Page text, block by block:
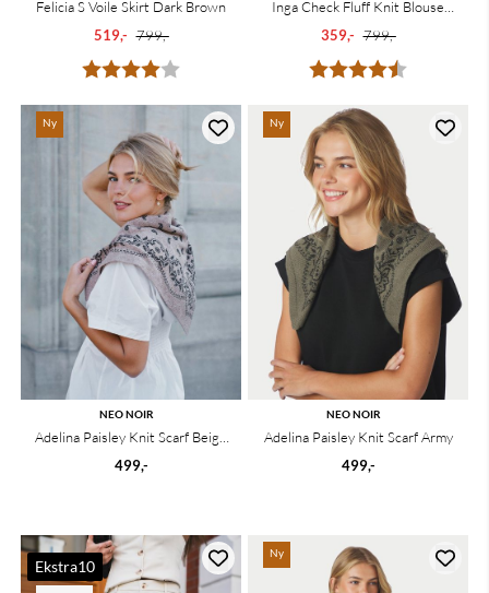
Karakter:
Felicia S Voile Skirt Dark Brown
519,- 799,-
Karakter:
Inga Check Fluff Knit Blouse
Creme
359,- 799,-
Ny
NEO NOIR
Adelina Paisley Knit Scarf Beige
Melange
499,-
Ny
NEO NOIR
Adelina Paisley Knit Scarf Army
499,-
Ekstra10
Ny